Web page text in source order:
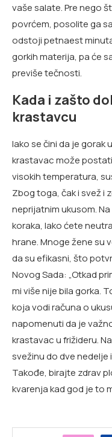
vaše salate. Pre nego
povrćem, posolite ga
odstoji petnaest
gorkih materija, pa će
previše tečnosti.
Kada i zašto
krastavcu
Iako se čini da je gorak
krastavac može
visokih temperatura,
Zbog toga, čak i svež i
neprijatnim ukusom.
koraka, lako ćete
hrane. Mnoge žene su
da su efikasni, što
Novog Sada: „Otkad
mi više nije bila gorka.
koja vodi računa o
napomenuti da je
krastavac u frižideru.
svežinu do dve nedelje
Takođe, birajte zdrav
kvarenja kad god je to